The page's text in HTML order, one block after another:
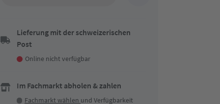
Lieferung mit der schweizerischen
Post
Online nicht verfügbar
Im Fachmarkt abholen & zahlen
Fachmarkt wählen und Verfügbarkeit